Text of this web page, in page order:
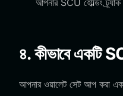
আপনার SCU হোল্ডিং
৪. কীভাবে একটি
আপনার ওয়ালেট সেট আপ করা